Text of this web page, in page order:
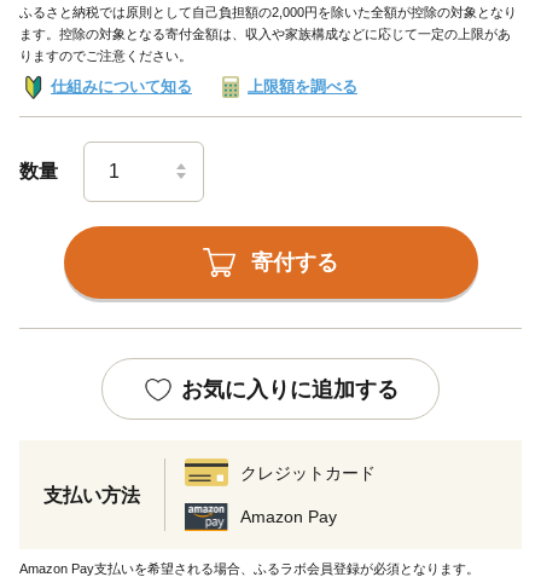
ふるさと納税では原則として自己負担額の2,000円を除いた全額が控除の対象となり
ます。控除の対象となる寄付金額は、収入や家族構成などに応じて一定の上限があ
りますのでご注意ください。
仕組みについて知る 上限額を調べる
数量
寄付する
お気に入りに追加する
支払い方法
クレジットカード
Amazon Pay
Amazon Pay支払いを希望される場合、ふるラボ会員登録が必須となります。